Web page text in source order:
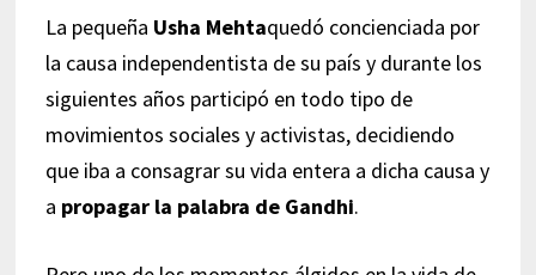
La pequeña Usha Mehtaquedó concienciada por
la causa independentista de su país y durante los
siguientes años participó en todo tipo de
movimientos sociales y activistas, decidiendo
que iba a consagrar su vida entera a dicha causa y
a propagar la palabra de Gandhi.